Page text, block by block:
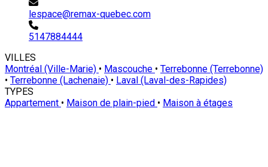
lespace@remax-quebec.com
5147884444
VILLES
Montréal (Ville-Marie) • Mascouche • Terrebonne (Terrebonne)
• Terrebonne (Lachenaie) • Laval (Laval-des-Rapides)
TYPES
Appartement • Maison de plain-pied • Maison à étages